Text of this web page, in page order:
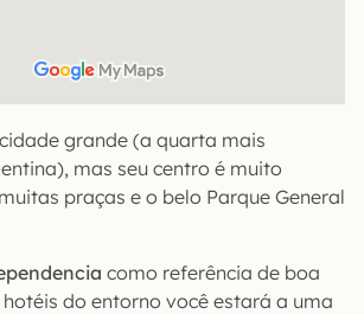
grande (a quarta mais
mas seu centro é muito
praças e o belo Parque General
como referência de boa
do entorno você estará a uma